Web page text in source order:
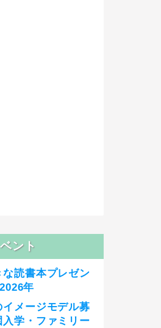
ント
読書本プレゼン
年
メージモデル募
学・ファミリー